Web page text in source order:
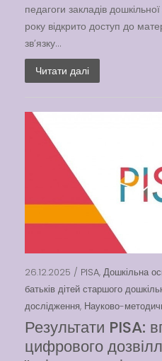
педагоги закладів
року відкрито доступ до
зв’язку...
Читати далі
26.12.2025 / PISA, Дошкільна
батьків дітей старшого
дослідження, Науково-
Результати PISA:
цифрового